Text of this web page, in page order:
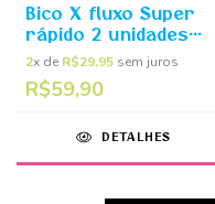
Bico X fluxo Super
rápido 2 unidades
6m+ - MAM
2x de R$29,95 sem juros
R$59,90
DETALHES